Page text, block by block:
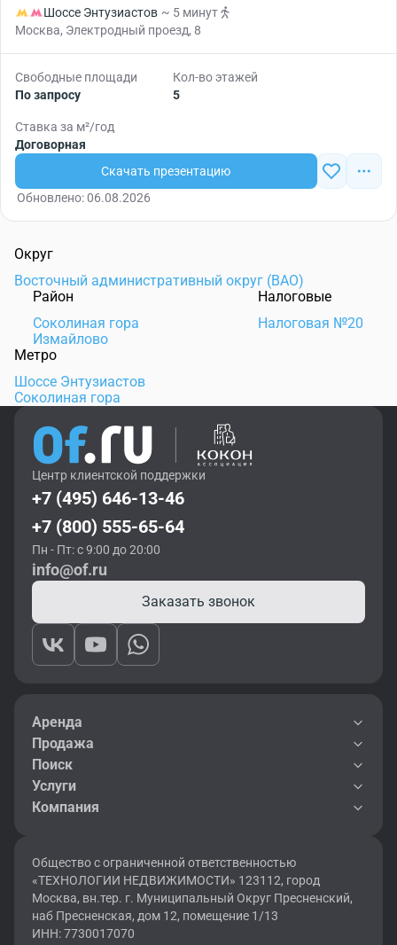
Шоссе Энтузиастов ~ 5 минут
Москва, Электродный проезд, 8
Свободные площади
По запросу
Кол-во этажей
5
Ставка за м²/год
Договорная
Скачать презентацию
Обновлено: 06.08.2026
Округ
Восточный административный округ (ВАО)
Район
Соколиная гора
Измайлово
Налоговые
Налоговая №20
Метро
Шоссе Энтузиастов
Соколиная гора
Центр клиентской поддержки
+7 (495) 646-13-46
+7 (800) 555-65-64
Пн - Пт: с 9:00 до 20:00
info@of.ru
Заказать звонок
Аренда
Продажа
Поиск
Услуги
Компания
Общество с ограниченной ответственностью
«ТЕХНОЛОГИИ НЕДВИЖИМОСТИ» 123112, город
Москва, вн.тер. г. Муниципальный Округ Пресненский,
наб Пресненская, дом 12, помещение 1/13
ИНН: 7730017070